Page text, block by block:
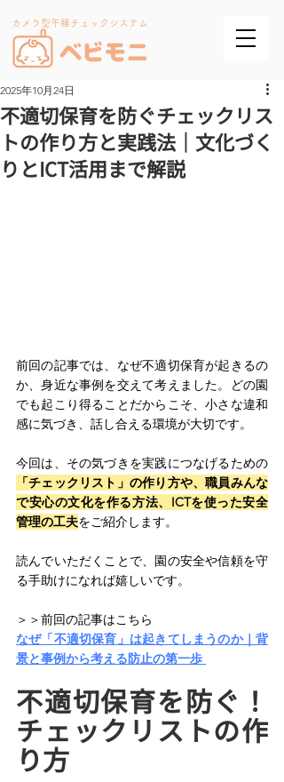
カメラ型午睡チェックシステム
不適切保育を防ぐチェックリス
トの作り方と実践法｜文化づく
りとICT活用まで解説
2025年10月24日
前回の記事では、なぜ不適切保育が起きるの
か、身近な事例を交えて考えました。どの園
でも起こり得ることだからこそ、小さな違和
感に気づき、話し合える環境が大切です。
今回は、その気づきを実践につなげるための
「チェックリスト」の作り方や、職員みんな
で安心の文化を作る方法、ICTを使った安全
管理の工夫をご紹介します。
読んでいただくことで、園の安全や信頼を守
る手助けになれば嬉しいです。
＞＞前回の記事はこちら
なぜ「不適切保育」は起きてしまうのか｜背
景と事例から考える防止の第一歩
不適切保育を防ぐ！
チェックリストの作
り方